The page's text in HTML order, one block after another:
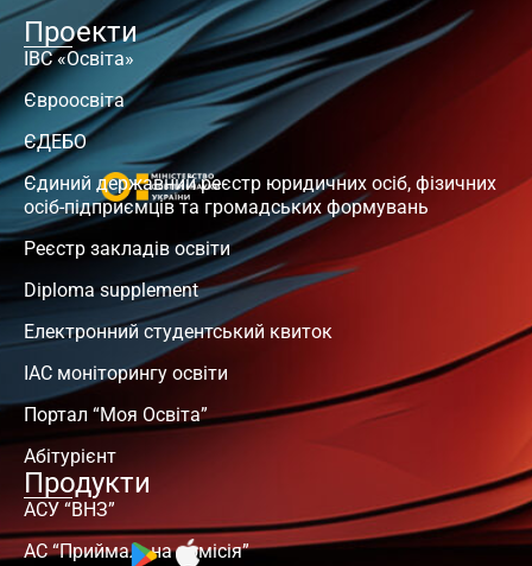
Проекти
ІВС «Освіта»
Євроосвіта
ЄДЕБО
Єдиний державний реєстр юридичних осіб, фізичних
осіб-підприємців та громадських формувань
Реєстр закладів освіти
Diploma supplement
Електронний студентський квиток
ІАС моніторингу освіти
Портал “Моя Освіта”
Абітурієнт
Продукти
АСУ “ВНЗ”
АС “Приймальна комісія”